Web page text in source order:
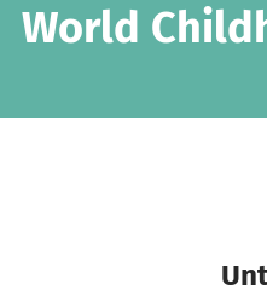
World